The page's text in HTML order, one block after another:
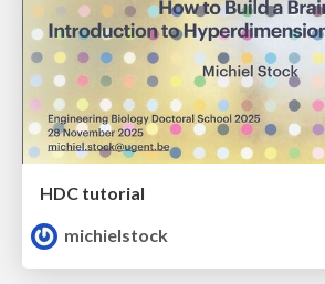
HDC tutorial
michielstock